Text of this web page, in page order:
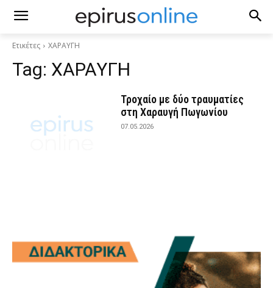
Ετικέτες ΧΑΡΑΥΓΗ
Tag: ΧΑΡΑΥΓΗ
Τροχαίο με δύο τραυματίες
στη Χαραυγή Πωγωνίου
07.05.2026